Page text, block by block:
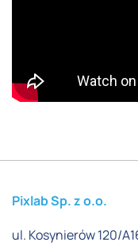
Pixlab Sp. z o.o.
ul. Kosynierów 120/